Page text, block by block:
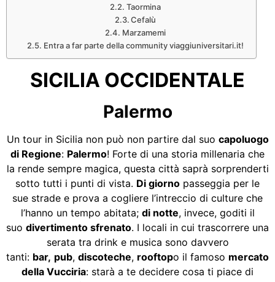
Taormina
Cefalù
Marzamemi
Entra a far parte della community viaggiuniversitari.it!
SICILIA OCCIDENTALE
Palermo
Un tour in Sicilia non può non partire dal suo capoluogo
di Regione: Palermo! Forte di una storia millenaria che
la rende sempre magica, questa città saprà sorprenderti
sotto tutti i punti di vista. Di giorno passeggia per le
sue strade e prova a cogliere l’intreccio di culture che
l’hanno un tempo abitata; di notte, invece, goditi il
suo divertimento sfrenato. I locali in cui trascorrere una
serata tra drink e musica sono davvero
tanti: bar, pub, discoteche, rooftopo il famoso mercato
della Vucciria: starà a te decidere cosa ti piace di